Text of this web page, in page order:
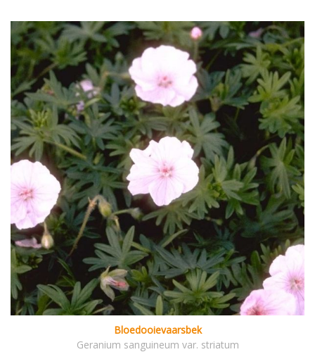
Bloedooievaarsbek
Geranium sanguineum var. striatum